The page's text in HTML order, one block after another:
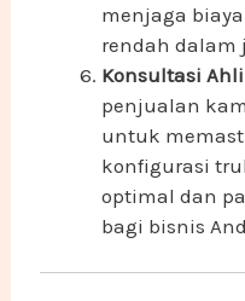
menjaga
rendah dalam
Konsultasi
penjualan
untuk
konfigurasi
optimal dan
bagi bisnis